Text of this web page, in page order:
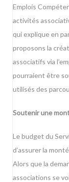
Emplois
activités
qui explique en
proposons la
associatifs via
pourraient être
utilisés des
Soutenir une
Le budget du
d’assurer la
Alors que la
associations se